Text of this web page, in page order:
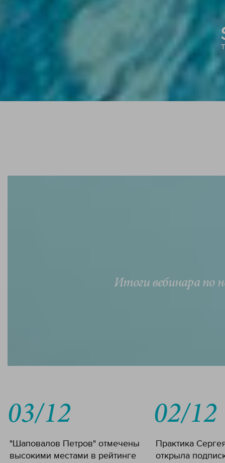
Итоги вебинара по
03/12
"Шаповалов Петров" отмечены
высокими местами в рейтинге
02/12
Практика
открыла